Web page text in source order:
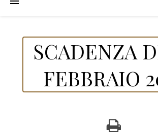
SCADENZA
FEBBRAIO